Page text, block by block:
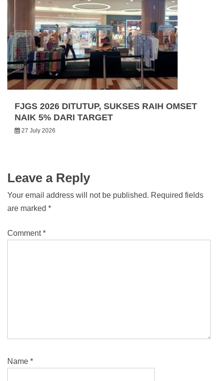
FJGS 2026 DITUTUP, SUKSES RAIH OMSET
NAIK 5% DARI TARGET
27 July 2026
Leave a Reply
Your email address will not be published. Required fields
are marked *
Comment*
Name *